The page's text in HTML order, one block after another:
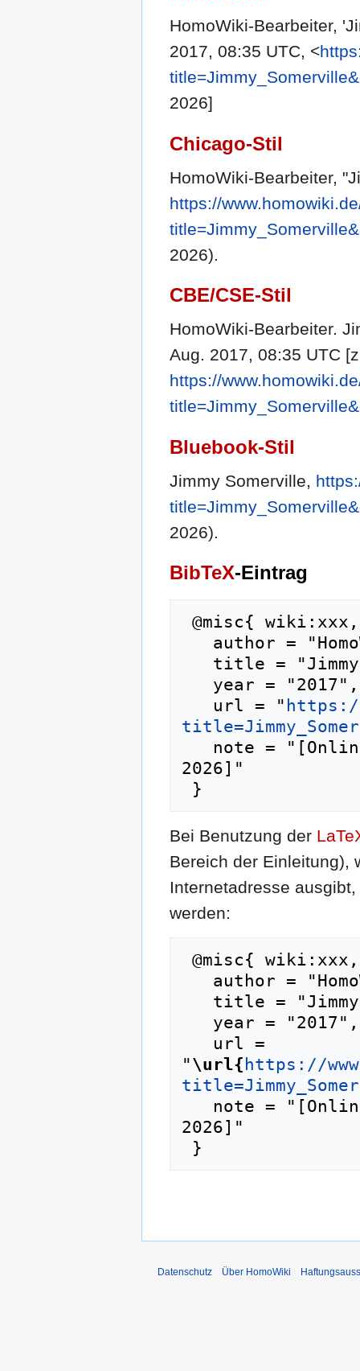
HomoWiki-Bearbeiter,
2017, 08:35 UTC, <
2026]
Chicago-Stil
HomoWiki-Bearbeiter,
https://
2026).
CBE/CSE-Stil
HomoWiki-Bearbeiter.
Aug. 2017, 08:35 UTC
https://
Bluebook-Stil
Jimmy Somerville,
2026).
BibTeX-Eintrag
   url = "
https://
2026]"
Bei Benutzung der
Bereich der Einleitung),
Internetadresse
werden:
"\url{ https://
2026]"
Datenschutz Über HomoWiki